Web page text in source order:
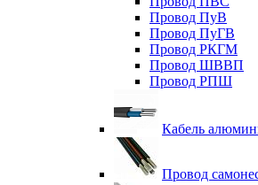
Провод ПуВ
Провод ПуГВ
Провод РКГМ
Провод ШВВП
Провод РПШ
Кабель
Провод